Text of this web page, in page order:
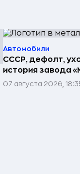
Автомобили
СССР, дефолт,
история завода
07 августа 2026,